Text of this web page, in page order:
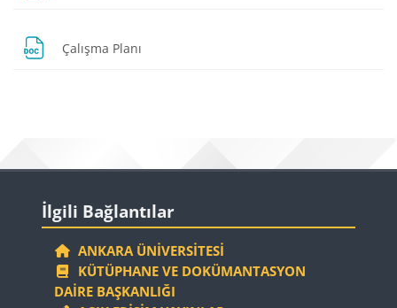
Çalışma Planı
Bloklar
İlgili Bağlantılar
ANKARA ÜNIVERSITESI
KÜTÜPHANE VE DOKÜMANTASYON
DAIRE BAŞKANLIĞI